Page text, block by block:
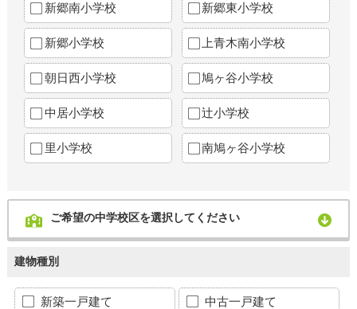
新郷南小学校 新郷東小学校
新郷小学校 上青木南小学校
朝日西小学校 鳩ヶ谷小学校
中居小学校 辻小学校
里小学校 南鳩ヶ谷小学校
ご希望の中学校区を選択してください
建物種別
新築一戸建て 中古一戸建て